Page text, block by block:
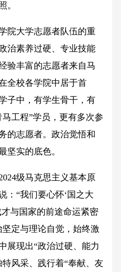
。
大学志愿者队伍的重
治素养过硬、专业技能
验丰富的志愿者来自马
全校各学院中居于首
子中，有学生骨干，有
工程”学员，更有多次参
的志愿者。政治觉悟和
坚实的底色。
级马克思主义基本原
：“我们要心怀‘国之大
与国家的前途命运紧密
定与理论自觉，始终激
展现出“政治过硬、能力
风采、践行着“奉献、友